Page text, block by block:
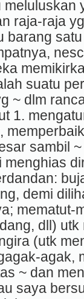
meluluskan
raja-raja
barang
suatu
~ dlm
1.
sambil
menghias
demi
mematut-
dll)
(utk
agak,
~ dan
saya